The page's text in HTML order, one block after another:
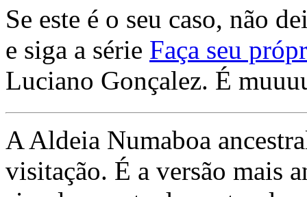
Se este é o seu caso, não
e siga a série Faça seu
Luciano Gonçalez. É
A Aldeia Numaboa
visitação. É a versão mais